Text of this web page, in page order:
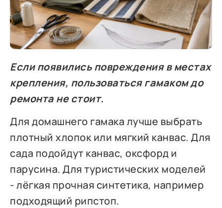
Если появились повреждения в местах
крепления, пользоваться гамаком до
ремонта не стоит.
Для домашнего гамака лучше выбрать
плотный хлопок или мягкий канвас. Для
сада подойдут канвас, оксфорд и
парусина. Для туристических моделей
- лёгкая прочная синтетика, например
подходящий рипстоп.